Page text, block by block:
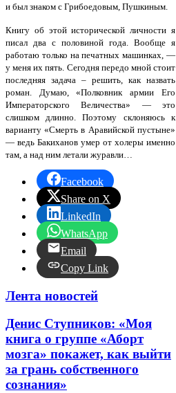
и был знаком с Грибоедовым, Пушкиным
Книгу об этой исторической личности я
писал два с половиной года. Вообще я
работаю только на печатных машинках, —
у меня их пять. Сегодня передо мной стоит
последняя задача – решить, как назвать
роман. Думаю, «Полковник армии Его
Императорского Величества» — это
слишком длинно. Поэтому склоняюсь к
варианту «Смерть в Аравийской пустыне»
— ведь Бакиханов умер от холеры именно
там, а над ним летали журавли…
Facebook
Share on X
LinkedIn
WhatsApp
Email
Copy Link
Лента новостей
Денис Ступников: «Моя
книга о группе «Аборт
мозга» покажет, как выйти
за грань собственного
сознания»